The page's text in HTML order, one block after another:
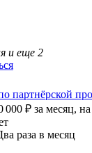
и еще 2
партнёрской
000 ₽ за месяц,
раза в месяц